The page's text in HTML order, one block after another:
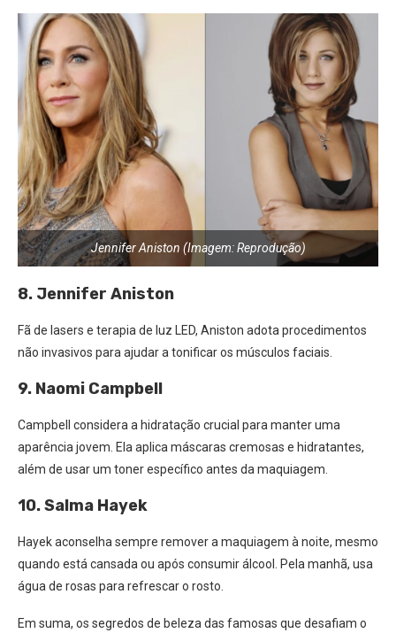
Jennifer Aniston (Imagem: Reprodução)
8. Jennifer Aniston
Fã de lasers e terapia de luz LED, Aniston adota procedimentos
não invasivos para ajudar a tonificar os músculos faciais.
9. Naomi Campbell
Campbell considera a hidratação crucial para manter uma
aparência jovem. Ela aplica máscaras cremosas e hidratantes,
além de usar um toner específico antes da maquiagem.
10. Salma Hayek
Hayek aconselha sempre remover a maquiagem à noite, mesmo
quando está cansada ou após consumir álcool. Pela manhã, usa
água de rosas para refrescar o rosto.
Em suma, os segredos de beleza das famosas que desafiam o